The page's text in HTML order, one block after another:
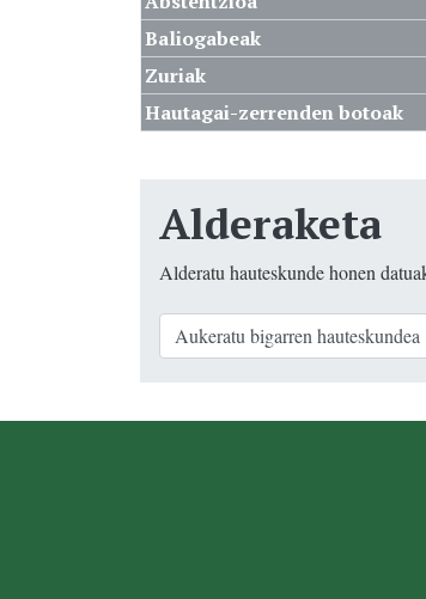
Baliogabeak
Zuriak
Hautagai-zerrenden botoak
Alderaketa
Alderatu hauteskunde honen